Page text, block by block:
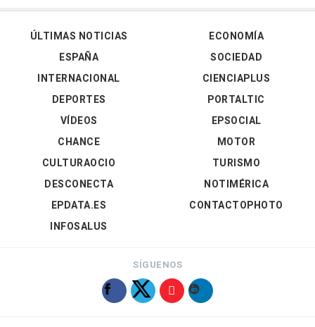
ÚLTIMAS NOTICIAS
ESPAÑA
INTERNACIONAL
DEPORTES
VÍDEOS
ECONOMÍA
SOCIEDAD
CIENCIAPLUS
PORTALTIC
EPSOCIAL
CHANCE
CULTURAOCIO
DESCONECTA
EPDATA.ES
INFOSALUS
MOTOR
TURISMO
NOTIMÉRICA
CONTACTOPHOTO
SÍGUENOS